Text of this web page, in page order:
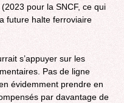
pour la SNCF, ce qui
future halte ferroviaire
s’appuyer sur les
Pas de ligne
évidemment prendre en
par davantage de